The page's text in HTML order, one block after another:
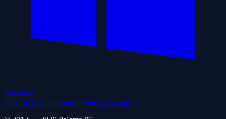
Windows
Барлық платформалар мен нұсқалар →